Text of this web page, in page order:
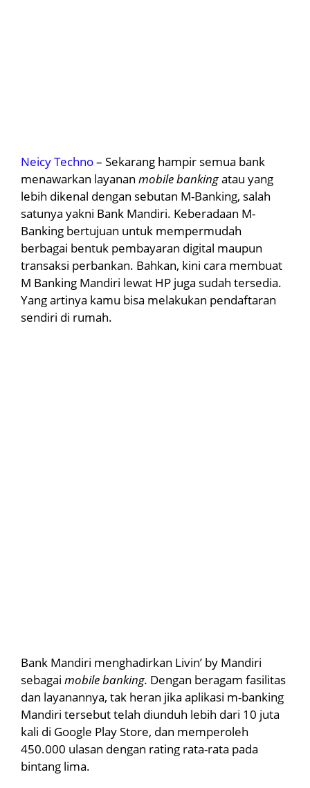
Neicy Techno– Sekarang hampir semua bank
menawarkan layanan mobile bankingatau yang
lebih dikenal dengan sebutan M-Banking, salah
satunya yakni Bank Mandiri. Keberadaan M-
Banking bertujuan untuk mempermudah
berbagai bentuk pembayaran digital maupun
transaksi perbankan. Bahkan, kini cara membuat
M Banking Mandiri lewat HP juga sudah tersedia.
Yang artinya kamu bisa melakukan pendaftaran
sendiri di rumah.
Bank Mandiri menghadirkan Livin’ by Mandiri
sebagai mobile banking. Dengan beragam fasilitas
dan layanannya, tak heran jika aplikasi m-banking
Mandiri tersebut telah diunduh lebih dari 10 juta
kali di Google Play Store, dan memperoleh
450.000 ulasan dengan rating rata-rata pada
bintang lima.